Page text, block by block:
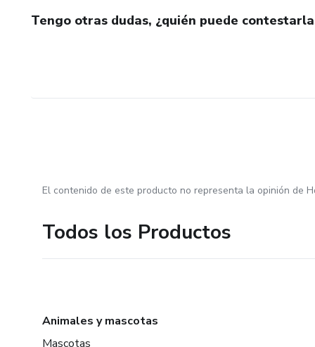
Tengo otras dudas, ¿quién puede
El contenido de este producto no representa la opinión de
Todos los Productos
Animales y mascotas
Mascotas